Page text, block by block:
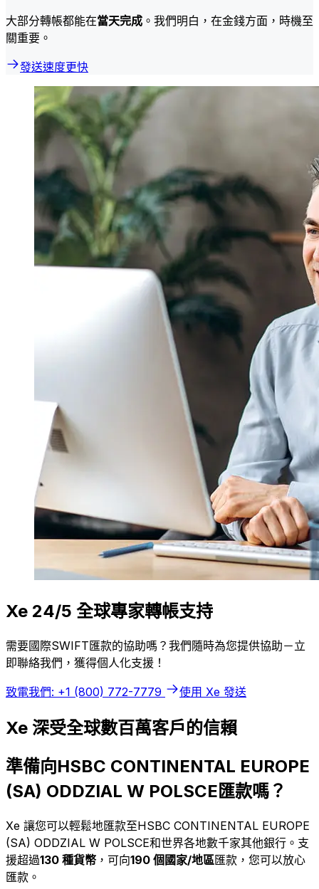
大部分轉帳都能在當天完成 。我們明白，在金錢方面，時機至
關重要。
發送速度更快
Xe 24/5 全球專家轉帳支持
需要國際SWIFT匯款的協助嗎？我們隨時為您提供協助－立
即聯絡我們，獲得個人化支援！
致電我們: +1 (800) 772-7779 使用 Xe 發送
Xe 深受全球數百萬客戶的信賴
準備向HSBC CONTINENTAL EUROPE
(SA) ODDZIAL W POLSCE匯款嗎？
Xe 讓您可以輕鬆地匯款至HSBC CONTINENTAL EUROPE
(SA) ODDZIAL W POLSCE和世界各地數千家其他銀行。支
援超過130 種貨幣 ，可向190 個國家/地區匯款，您可以放心
匯款。